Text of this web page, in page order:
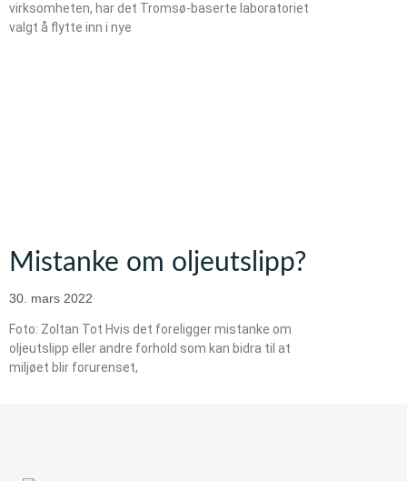
virksomheten, har det Tromsø-baserte laboratoriet
valgt å flytte inn i nye
Mistanke om oljeutslipp?
30. mars 2022
Foto: Zoltan Tot Hvis det foreligger mistanke om
oljeutslipp eller andre forhold som kan bidra til at
miljøet blir forurenset,